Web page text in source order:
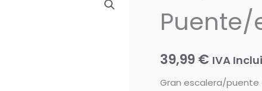
Puente/
39,99€ IVA
Gran escalera/puente